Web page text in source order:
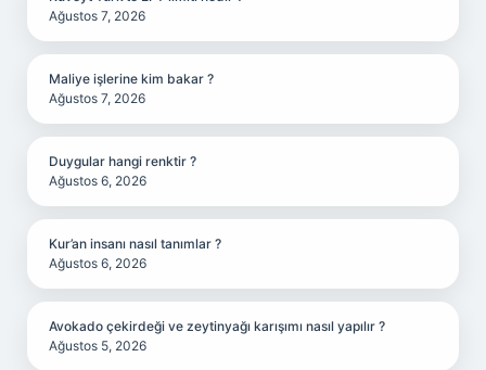
Ağustos 7, 2026
Maliye işlerine kim bakar ?
Ağustos 7, 2026
Duygular hangi renktir ?
Ağustos 6, 2026
Kur’an insanı nasıl tanımlar ?
Ağustos 6, 2026
Avokado çekirdeği ve zeytinyağı karışımı nasıl yapılır ?
Ağustos 5, 2026